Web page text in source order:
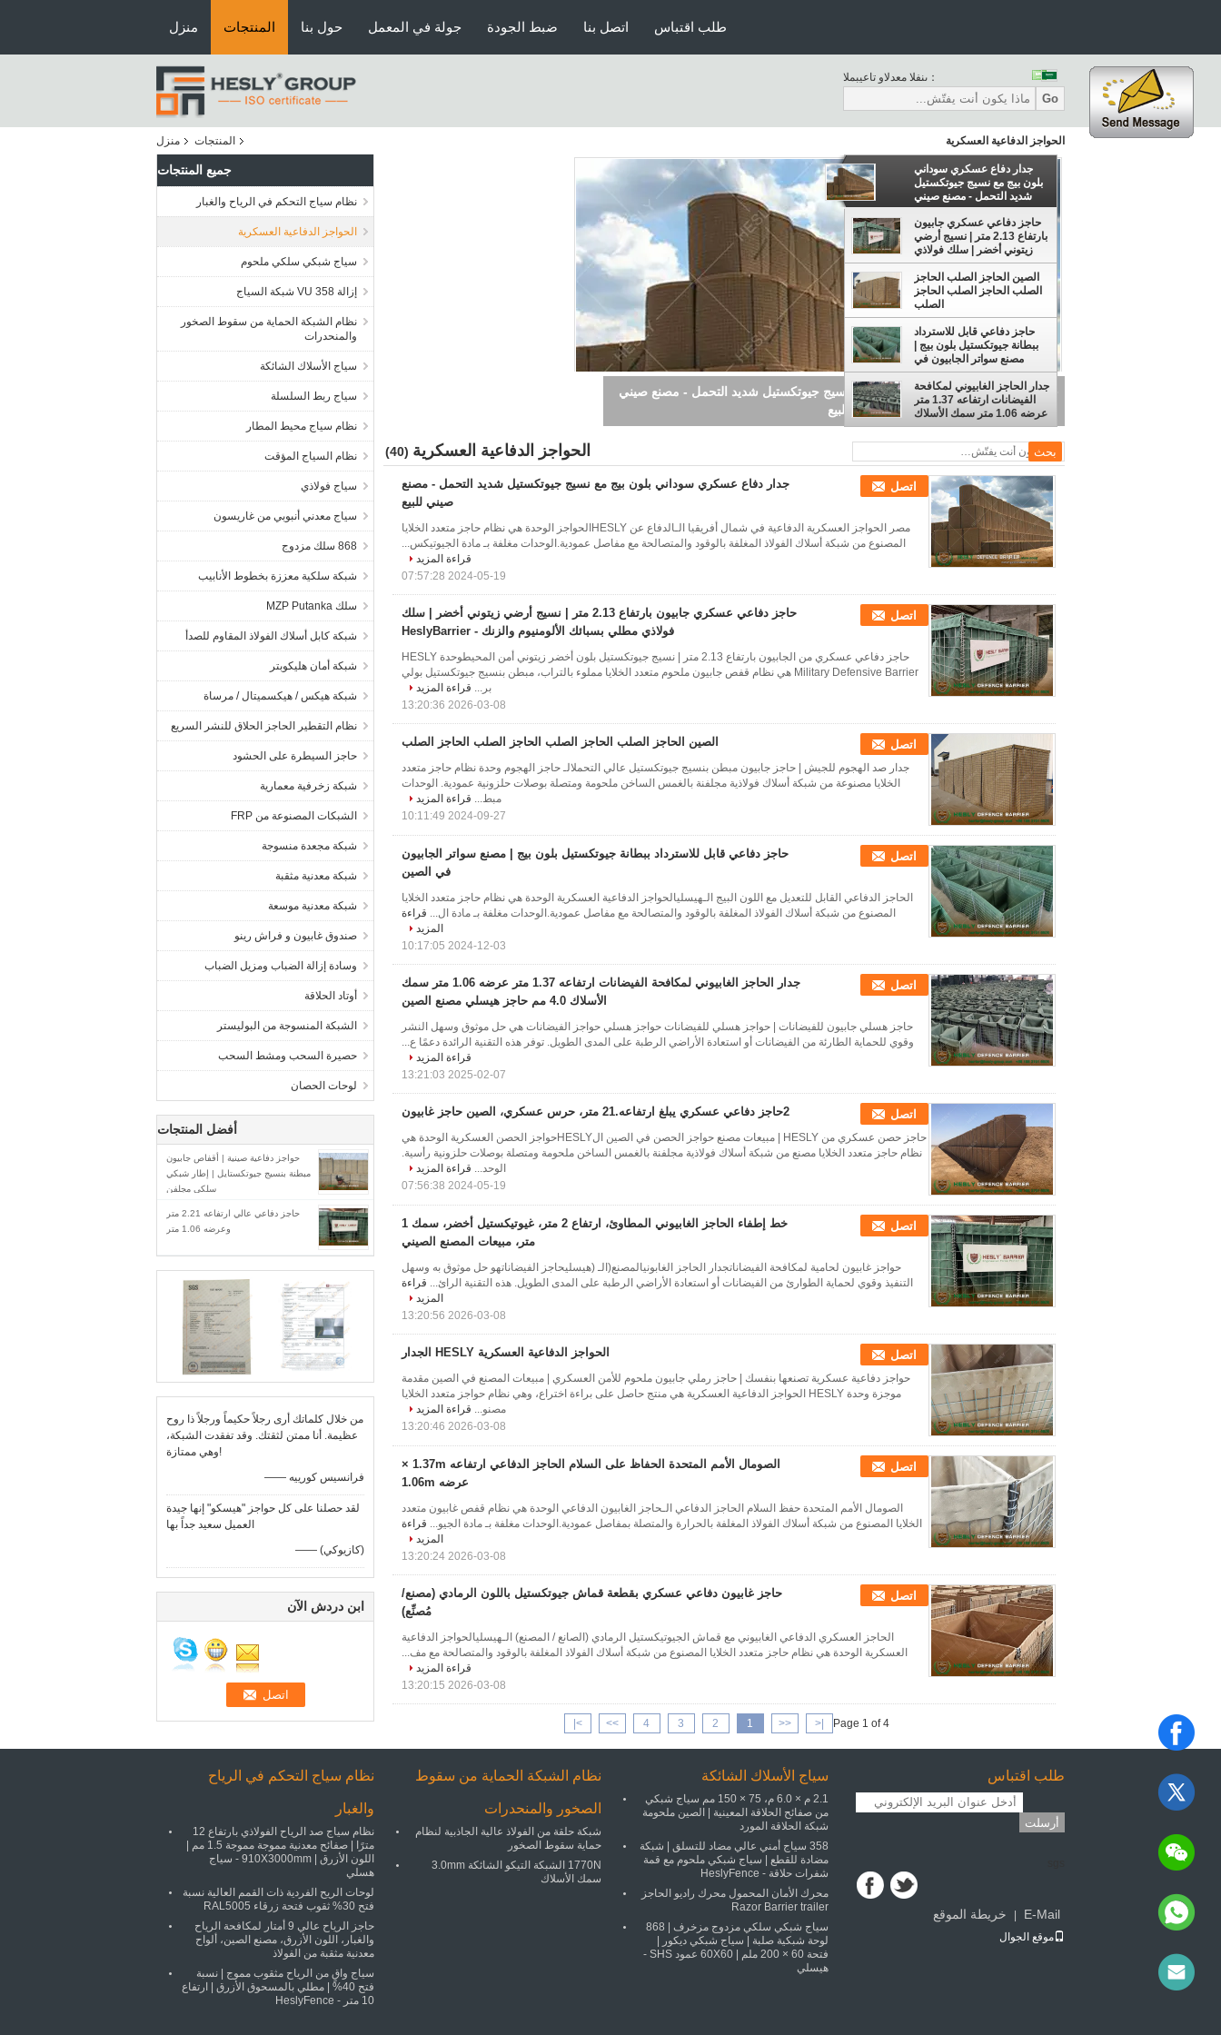
منزل المنتجات حول بنا جولة في المعمل ضبط الجودة اتصل بنا طلب اقتباس
المبيعات والدعم الفنى：
Go
منزل المنتجات الحواجز الدفاعية العسكرية
جميع المنتجات
نظام سياج التحكم في الرياح والغبار
الحواجز الدفاعية العسكرية
سياج شبكي سلكي ملحوم
إزالة VU 358 شبكة السياج
نظام الشبكة الحماية من سقوط الصخور
والمنحدرات
سياج الأسلاك الشائكة
سياج ربط السلسلة
نظام سياج محيط المطار
نظام السياج المؤقت
سياج فولاذي
سياج معدني أنبوبي من غاريسون
868 سلك مزدوج
شبكة سلكية معززة بخطوط الأنابيب
سلك MZP Putanka
شبكة كابل أسلاك الفولاذ المقاوم للصدأ
شبكة أمان هليكوبتر
شبكة هيكس / هيكسميتال / مرساة
نظام التقطير الحاجز الحلاق للنشر السريع
حاجز السيطرة على الحشود
شبكة زخرفية معمارية
الشبكات المصنوعة من FRP
شبكة مجعدة منسوجة
شبكة معدنية مثقبة
شبكة معدنية موسعة
صندوق غابيون و فراش رينو
وسادة إزالة الضباب ومزيل الضباب
أوتاد الحلاقة
الشبكة المنسوجة من البوليستر
حصيرة السحب ومشط السحب
لوحات الحصان
أفضل المنتجات
حواجز دفاعية صينية | أقفاص جابيون
مبطنة بنسيج جيوتكستايل | إطار شبكي
سلكي مجلفن
حاجز دفاعي عالي ارتفاعه 2.21 متر
وعرضه 1.06 متر
من خلال كلماتك أرى رجلاً حكيماً ورجلاً ذا روح
عظيمة. أنا ممتن لثقتك. وقد تفقدت الشبكة،
وهي ممتازة!
—— فرانسيس كورييه
لقد حصلنا على كل حواجز "هيسكو" إنها جيدة
العميل سعيد جداً بها
—— (كازيوكي)
ابن دردش الآن
حاجز دفاعي عسكري جابيون بارتفاع 2.13 متر | نسيج أرضي زيتوني أخضر | سلك
فولاذي مطلي بسبائك الألومنيوم والزنك - HeslyBarrier
جدار دفاع عسكري سوداني
بلون بيج مع نسيج جيوتكستيل
شديد التحمل - مصنع صيني
للبيع
حاجز دفاعي عسكري جابيون
بارتفاع 2.13 متر | نسيج أرضي
زيتوني أخضر | سلك فولاذي
مطلي بسبائك الألومنيوم
والزنك - HeslyBarrier
الصين الحاجز الصلب الحاجز
الصلب الحاجز الصلب الحاجز
الصلب
حاجز دفاعي قابل للاسترداد
ببطانة جيوتكستيل بلون بيج |
مصنع سواتر الجابيون في
الصين
جدار الحاجز الغابيوني لمكافحة
الفيضانات ارتفاعه 1.37 متر
عرضه 1.06 متر سمك الأسلاك
4.0 مم حاجز هيسلي مصنع
الصين
الحواجز الدفاعية العسكرية (40)
جدار دفاع عسكري سوداني بلون بيج مع نسيج جيوتكستيل شديد التحمل - مصنع
صيني للبيع
اتصل
مصر الحواجز العسكرية الدفاعية في شمال أفريقيا الـالدفاع عن HESLYالحواجز الوحدة هي نظام حاجز متعدد الخلايا
المصنوع من شبكة أسلاك الفولاذ المغلفة بالوقود والمتصالحة مع مفاصل عمودية.الوحدات مغلفة بـ مادة الجيوتيكس...
قراءة المزيد
2024-05-19 07:57:28
حاجز دفاعي عسكري جابيون بارتفاع 2.13 متر | نسيج أرضي زيتوني أخضر | سلك
فولاذي مطلي بسبائك الألومنيوم والزنك - HeslyBarrier
اتصل
حاجز دفاعي عسكري من الجابيون بارتفاع 2.13 متر | نسيج جيوتكستيل بلون أخضر زيتوني أمن المحيطوحدة HESLY
Military Defensive Barrier هي نظام قفص جابيون ملحوم متعدد الخلايا مملوء بالتراب، مبطن بنسيج جيوتكستيل بولي
بر... قراءة المزيد
2026-03-08 13:20:36
الصين الحاجز الصلب الحاجز الصلب الحاجز الصلب الحاجز الصلب اتصل
جدار صد الهجوم للجيش | حاجز جابيون مبطن بنسيج جيوتكستيل عالي التحملالـ حاجز الهجوم وحدة نظام حاجز متعدد
الخلايا مصنوعة من شبكة أسلاك فولاذية مجلفنة بالغمس الساخن ملحومة ومتصلة بوصلات حلزونية عمودية. الوحدات
مبط... قراءة المزيد
2024-09-27 10:11:49
حاجز دفاعي قابل للاسترداد ببطانة جيوتكستيل بلون بيج | مصنع سواتر الجابيون
في الصين
اتصل
الحاجز الدفاعي القابل للتعديل مع اللون البيج الـهيسليالحواجز الدفاعية العسكرية الوحدة هي نظام حاجز متعدد الخلايا
المصنوع من شبكة أسلاك الفولاذ المغلفة بالوقود والمتصالحة مع مفاصل عمودية.الوحدات مغلفة بـ مادة ال... قراءة
المزيد
2024-12-03 10:17:05
جدار الحاجز الغابيوني لمكافحة الفيضانات ارتفاعه 1.37 متر عرضه 1.06 متر سمك
الأسلاك 4.0 مم حاجز هيسلي مصنع الصين
اتصل
حاجز هسلي جابيون للفيضانات | حواجز هسلي للفيضانات حواجز هسلي حواجز الفيضانات هي حل موثوق وسهل النشر
وقوي للحماية الطارئة من الفيضانات أو استعادة الأراضي الرطبة على المدى الطويل. توفر هذه التقنية الرائدة دعمًا ع...
قراءة المزيد
2025-02-07 13:21:03
2حاجز دفاعي عسكري يبلغ ارتفاعه.21 متر، حرس عسكري، الصين حاجز غابيون اتصل
حاجز حصن عسكري من HESLY | مبيعات مصنع حواجز الحصن في الصين الHESLYحواجز الحصن العسكرية الوحدة هي
نظام حاجز متعدد الخلايا مصنع من شبكة أسلاك فولاذية مجلفنة بالغمس الساخن ملحومة ومتصلة بوصلات حلزونية رأسية.
الوحد... قراءة المزيد
2024-05-19 07:56:38
خط إطفاء الحاجز الغابيوني المطاوئ، ارتفاع 2 متر، غيوتيكستيل أخضر، سمك 1
متر، مبيعات المصنع الصيني
اتصل
حواجز غابيون لحامية لمكافحة الفيضاناتجدار الحاجز الغابونيالمصنع(الـ (هيسليحاجز الفيضاناتهو حل موثوق به وسهل
التنفيذ وقوي لحماية الطوارئ من الفيضانات أو استعادة الأراضي الرطبة على المدى الطويل. هذه التقنية الرائ... قراءة
المزيد
2026-03-08 13:20:56
الحواجز الدفاعية العسكرية HESLY الجدار اتصل
حواجز دفاعية عسكرية تصنعها بنفسك | حاجز رملي جابيون ملحوم للأمن العسكري | مبيعات المصنع في الصين مقدمة
موجزة وحدة HESLY الحواجز الدفاعية العسكرية هي منتج حاصل على براءة اختراع، وهي نظام حواجز متعدد الخلايا
مصنو... قراءة المزيد
2026-03-08 13:20:46
الصومال الأمم المتحدة الحفاظ على السلام الحاجز الدفاعي ارتفاعه 1.37m ×
عرضه 1.06m
اتصل
الصومال الأمم المتحدة حفظ السلام الحاجز الدفاعي الـحاجز الغابيون الدفاعي الوحدة هي نظام قفص غابيون متعدد
الخلايا المصنوع من شبكة أسلاك الفولاذ المغلفة بالحرارة والمتصلة بمفاصل عمودية.الوحدات مغلفة بـ مادة الجيو... قراءة
المزيد
2026-03-08 13:20:24
حاجز غابيون دفاعي عسكري بقطعة قماش جيوتكستيل باللون الرمادي (مصنع/
مُصنِّع)
اتصل
الحاجز العسكري الدفاعي الغابيوني مع قماش الجيوتيكستيل الرمادي (الصانع / المصنع) الـهيسليالحواجز الدفاعية
العسكرية الوحدة هي نظام حاجز متعدد الخلايا المصنوع من شبكة أسلاك الفولاذ المغلفة بالوقود والمتصالحة مع مف...
قراءة المزيد
2026-03-08 13:20:15
Page 1 of 4
|<
<<
1
2
3
4
>>
>|
نظام سياج التحكم في الرياح
والغبار
نظام سياج صد الرياح الفولاذي بارتفاع 12
مترًا | صفائح معدنية مموجة مموجة 1.5 مم |
اللون الأزرق | 910X3000mm - سياج
هسلي
لوحات الريح الفردية ذات القمم العالية نسبة
فتح 30% ثقوب فتحة زرقاء RAL5005
حاجز الرياح عالي 9 أمتار لمكافحة الرياح
والغبار، اللون الأزرق، مصنع الصين، ألواح
معدنية مثقبة من الفولاذ
سياج واقٍ من الرياح مثقوب مموج | نسبة
فتح 40% | مطلي بالمسحوق الأزرق | ارتفاع
10 متر - HeslyFence
نظام الشبكة الحماية من سقوط
الصخور والمنحدرات
شبكة حلقة من الفولاذ عالية الجاذبية لنظام
حماية سقوط الصخور
1770N الشبكة التيكو الشائكة 3.0mm
سمك الأسلاك
سياج الأسلاك الشائكة
2.1 م × 6.0 م، 75 × 150 مم سياج شبكي
من صفائح الحلاقة المعينية | الصين ملحومة
شبكة الحلاقة المورد
358 سياج أمني عالي مضاد للتسلق | شبكة
مضادة للقطع | سياج شبكي ملحوم مع قمة
شفرات حلاقة - HeslyFence
محرك الأمان المحمول محرك راديو الحاجز
Razor Barrier trailer
سياج شبكي سلكي مزدوج مزخرف | 868
لوحة شبكية صلبة | سياج شبكي ديكور |
فتحة 60 × 200 ملم | 60X60 عمود SHS -
هيسلي
طلب اقتباس
أرسلت
E-Mail خريطة الموقع
موقع الجوال